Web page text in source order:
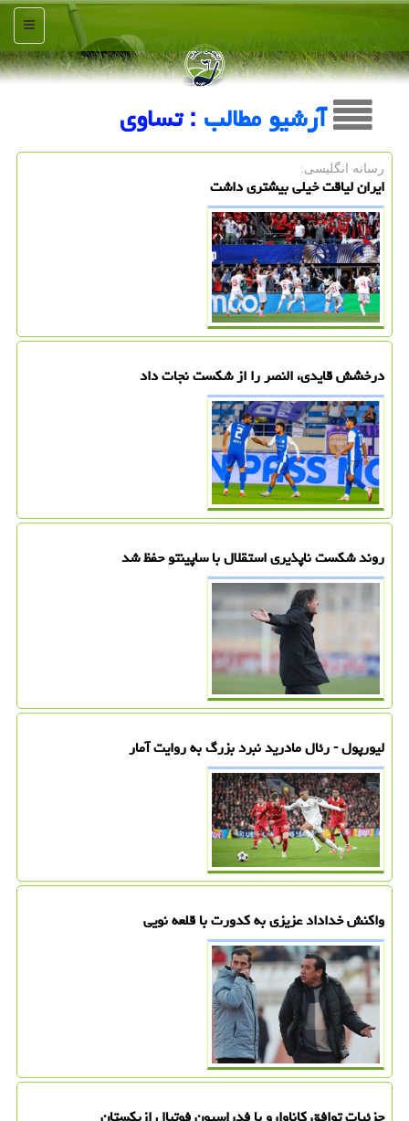
منو
آرشیو مطالب : تساوی
رسانه انگلیسی:
ایران لیاقت خیلی بیشتری داشت
درخشش قایدی، النصر را از شکست نجات داد
روند شکست ناپذیری استقلال با ساپینتو حفظ شد
لیورپول - رئال مادرید نبرد بزرگ به روایت آمار
واکنش خداداد عزیزی به کدورت با قلعه نویی